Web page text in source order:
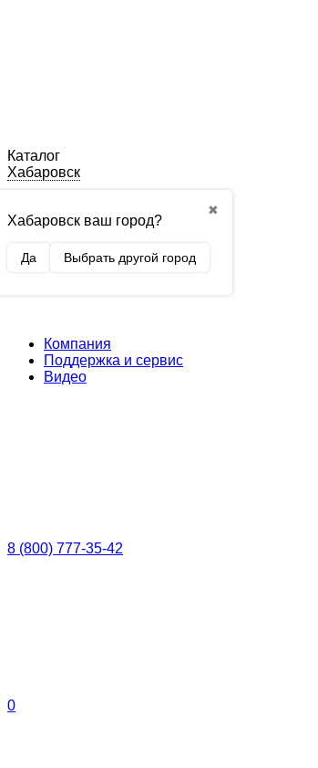
Каталог
Хабаровск
✖
Хабаровск ваш город?
Да Выбрать другой город
Компания
Поддержка и сервис
Видео
8 (800) 777-35-42
0